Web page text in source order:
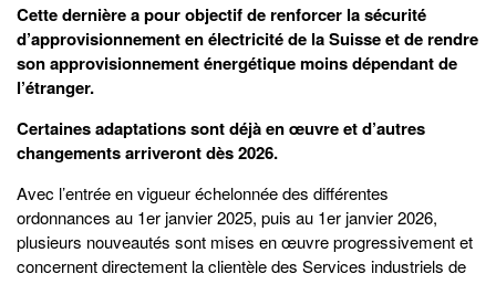
Cette dernière a pour objectif de renforcer la sécurité
d’approvisionnement en électricité de la Suisse et de rendre
son approvisionnement énergétique moins dépendant de
l’étranger.
Certaines adaptations sont déjà en œuvre et d’autres
changements arriveront dès 2026.
Avec l’entrée en vigueur échelonnée des différentes
ordonnances au 1er janvier 2025, puis au 1er janvier 2026,
plusieurs nouveautés sont mises en œuvre progressivement et
concernent directement la clientèle des Services industriels de